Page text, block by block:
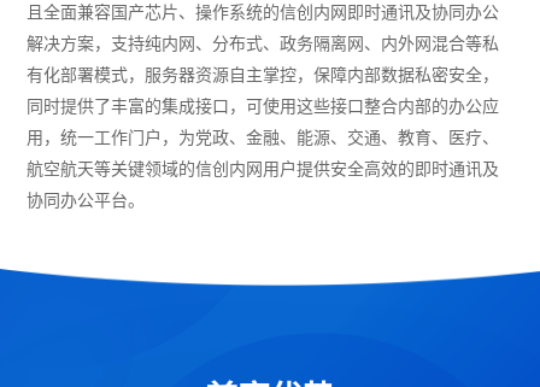
且全面兼容国产芯片、操作系统的信创内网即时通讯及协同办公
解决方案，支持纯内网、分布式、政务隔离网、内外网混合等私
有化部署模式，服务器资源自主掌控，保障内部数据私密安全，
同时提供了丰富的集成接口，可使用这些接口整合内部的办公应
用，统一工作门户，为党政、金融、能源、交通、教育、医疗、
航空航天等关键领域的信创内网用户提供安全高效的即时通讯及
协同办公平台。